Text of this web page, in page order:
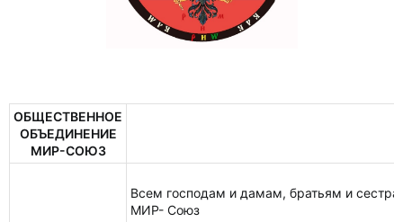
ОБЩЕСТВЕННОЕ
ОБЪЕДИНЕНИЕ
МИР-СОЮЗ
Всем господам и дамам, братьям и
МИР- Союз